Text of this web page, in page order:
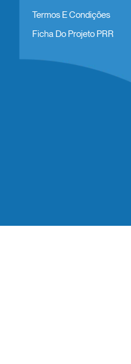
Termos E Condições
Ficha Do Projeto PRR